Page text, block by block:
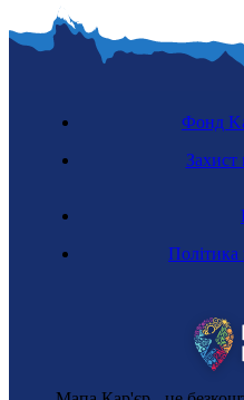
Політика
Фонд
Захист